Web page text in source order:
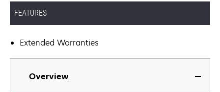
FEATURES
Extended Warranties
Overview